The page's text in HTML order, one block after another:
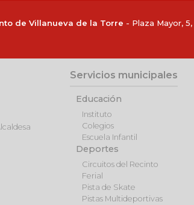
de Villanueva de la Torre - Plaza Mayor,
Servicios municipales
Educación
Instituto
Colegios
Escuela Infantil
Deportes
Circuitos del Recinto
Ferial
Pista de Skate
Pistas Multideportivas